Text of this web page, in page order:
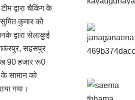
द्वारा चैकिंग के
कुमार को
द्वारा सेलाकुई
शकंरपुर, सहसपुर
90 हजार रू0
के सामान को
गया।